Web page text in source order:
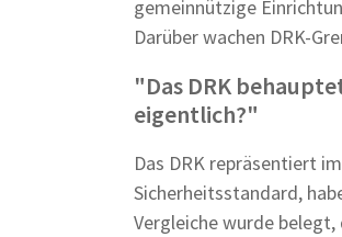
gemeinnützige
Darüber wachen DRK-
"Das DRK
eigentlich?"
Das DRK repräsentiert
Sicherheitsstandard,
Vergleiche wurde